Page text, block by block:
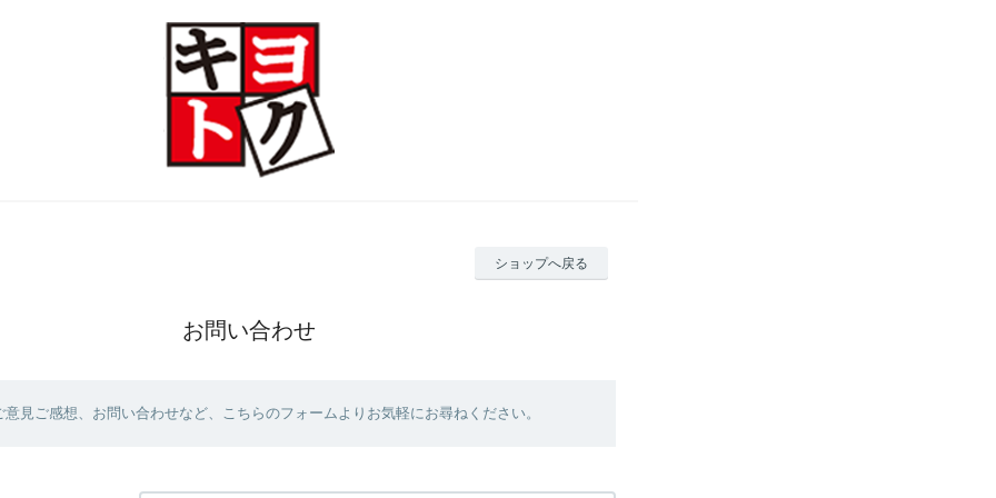
ショップへ戻る
お問い合わせ
見ご感想、お問い合わせなど、こちらのフォームよりお気軽にお尋ねください。